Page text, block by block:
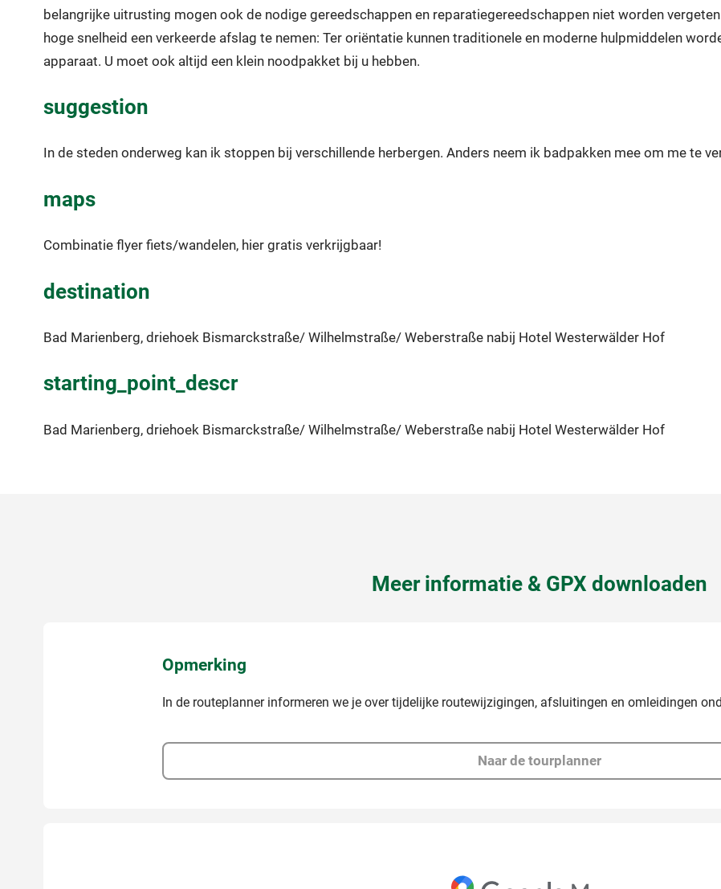
belangrijke uitrusting mogen ook de nodige gereedschappen en reparatiegereedschappen niet worden
hoge snelheid een verkeerde afslag te nemen: Ter oriëntatie kunnen traditionele en moderne hulpmiddelen
apparaat. U moet ook altijd een klein noodpakket bij u hebben.
suggestion
In de steden onderweg kan ik stoppen bij verschillende herbergen. Anders neem ik badpakken mee om me te
maps
Combinatie flyer fiets/wandelen, hier gratis verkrijgbaar!
destination
Bad Marienberg, driehoek Bismarckstraße/ Wilhelmstraße/ Weberstraße nabij Hotel Westerwälder Hof
starting_point_descr
Bad Marienberg, driehoek Bismarckstraße/ Wilhelmstraße/ Weberstraße nabij Hotel Westerwälder Hof
Meer informatie & GPX downloaden
Opmerking
In de routeplanner informeren we je over tijdelijke routewijzigingen, afsluitingen en omleidingen
Naar de tourplanner